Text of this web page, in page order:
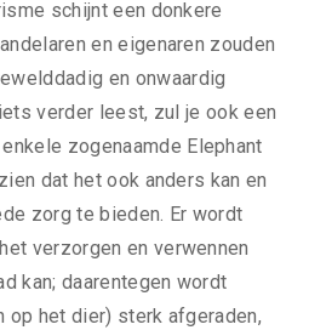
schijnt een donkere
en eigenaren zouden
en onwaardig
verder leest, zul je ook een
zogenaamde Elephant
dat het ook anders kan en
zorg te bieden. Er wordt
verzorgen en verwennen
kan; daarentegen wordt
op het dier) sterk afgeraden,